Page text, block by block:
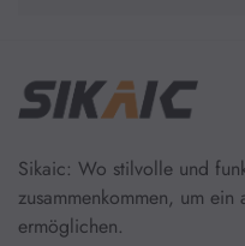
Sikaic: Wo stilvolle und
zusammenkommen, um
ermöglichen.